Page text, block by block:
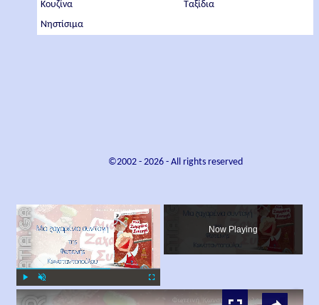
Κουζίνα
Νηστίσιμα
Ταξίδια
©2002 - 2026- All rights reserved
×
Now Playing
×